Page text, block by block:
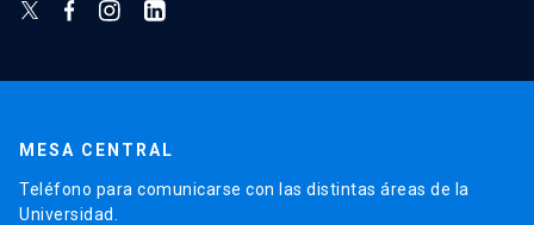
MESA CENTRAL
Teléfono para comunicarse con las distintas áreas de la
Universidad.